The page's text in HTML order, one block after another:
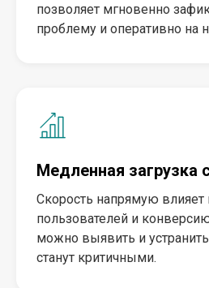
позволяет мгновенно
проблему и оперативно на
Медленная загрузка
Скорость напрямую влияет
пользователей и
можно выявить и
станут критичными.